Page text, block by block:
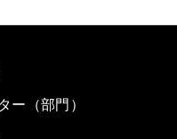
ー（部門）